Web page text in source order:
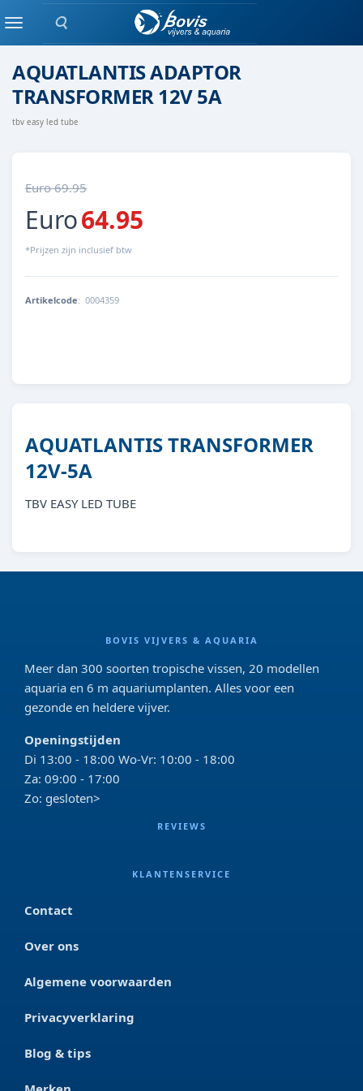
Zoeken
MenuAquatlantis
AQUATLANTIS ADAPTOR
TRANSFORMER 12V 5A
tbv easy led tube
Euro 69.95
Euro64.95
*Prijzen zijn inclusief btw
Artikelcode: 0004359
AQUATLANTIS TRANSFORMER
12V-5A
TBV EASY LED TUBE
BOVIS VIJVERS & AQUARIA
Meer dan 300 soorten tropische vissen, 20 modellen
aquaria en 6 m aquariumplanten. Alles voor een
gezonde en heldere vijver.
Openingstijden
Di 13:00 - 18:00 Wo-Vr: 10:00 - 18:00
Za: 09:00 - 17:00
Zo: gesloten>
REVIEWS
KLANTENSERVICE
Contact
Over ons
Algemene voorwaarden
Privacyverklaring
Blog & tips